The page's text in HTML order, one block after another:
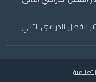
الفصل الدراسي الثاني